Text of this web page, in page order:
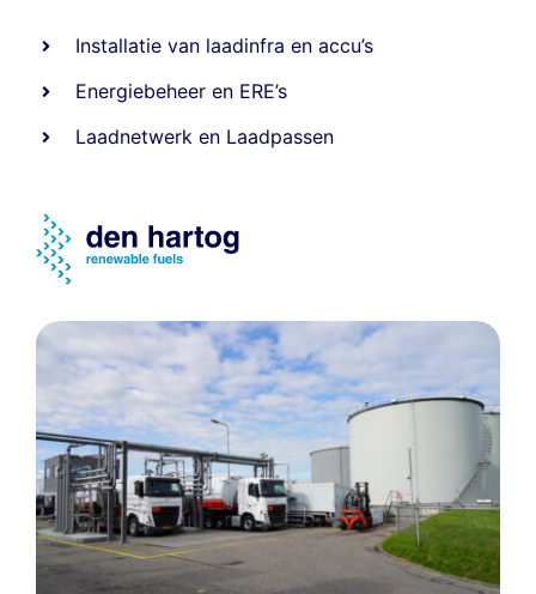
Installatie van laadinfra en accu’s
Energiebeheer en ERE’s
Laadnetwerk en Laadpassen